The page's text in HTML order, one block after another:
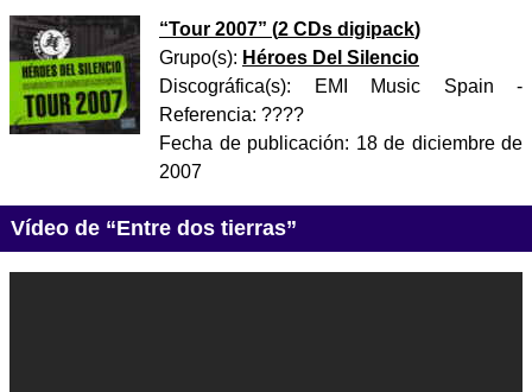
“Tour 2007” (2 CDs digipack)
Grupo(s): Héroes Del Silencio
Discográfica(s):
EMI Music Spain -
Referencia: ????
Fecha de publicación: 18 de diciembre de
2007
Vídeo de “Entre dos tierras”